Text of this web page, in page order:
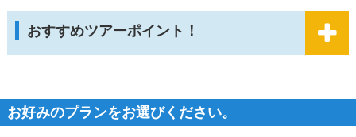
おすすめツアーポイント！
お好みのプランをお選びください。